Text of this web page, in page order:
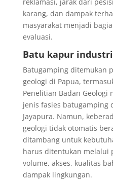
karang, dan dampak
masyarakat menjadi
evaluasi.
Batu kapur industri
Batugamping ditemukan
geologi di Papua,
Penelitian Badan
jenis fasies batugamping
Jayapura. Namun,
geologi tidak otomatis
ditambang untuk
harus ditentukan melalui
volume, akses, kualitas
dampak lingkungan.